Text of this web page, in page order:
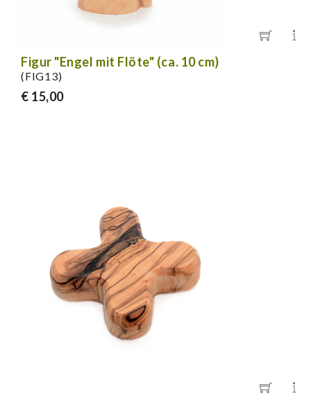
Figur "Engel mit Flöte" (ca. 10 cm)
(FIG13)
€ 15,00